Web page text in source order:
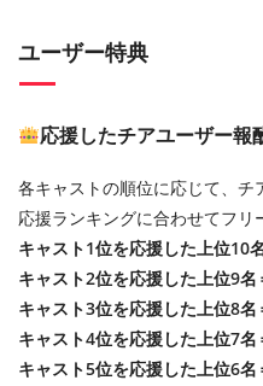
ユーザー特典
応援したチアユーザー報
各キャストの順位に応じて、
応援ランキングに合わせてフリ
キャスト1位を応援した上位10
キャスト2位を応援した上位9名
キャスト3位を応援した上位8名
キャスト4位を応援した上位7名
キャスト5位を応援した上位6名